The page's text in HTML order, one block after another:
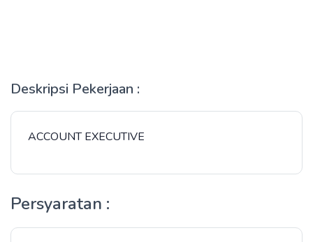
Deskripsi Pekerjaan :
ACCOUNT EXECUTIVE
Persyaratan :